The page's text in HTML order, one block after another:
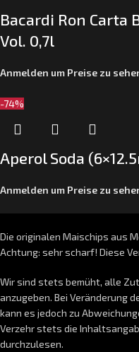
Bacardi Ron Carta
Vol. 0,7l
Anmelden um Preise zu
-74%
Aperol Soda
Anmelden um Preise zu
Die originalen Maischips aus
Achtung: sehr scharf! Diese
Wir sind stets bemüht, alle
anzugeben. Bei Veränderung
kann es jedoch zu
Verzehr stets die
durchzulesen.